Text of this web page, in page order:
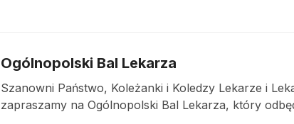
Ogólnopolski Bal Lekarza
Szanowni Państwo, Koleżanki i Koledzy Lekarze i
zapraszamy na Ogólnopolski Bal Lekarza, który